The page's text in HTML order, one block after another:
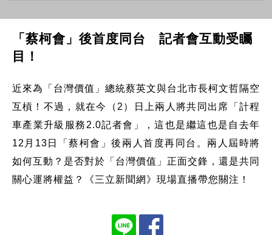
「蔡柯會」後首度同台 記者會互動受矚
目！
近來為「台灣價值」總統蔡英文與台北市長柯文哲隔空
互槓！不過，就在今（2）日上兩人將共同出席「計程
車產業升級服務2.0記者會」，這也是繼這也是自去年
12月13日「蔡柯會」後兩人首度再同台。兩人屆時將
如何互動？是否對於「台灣價值」正面交鋒，還是共同
關心運將權益？《三立新聞網》現場直播帶您關注！